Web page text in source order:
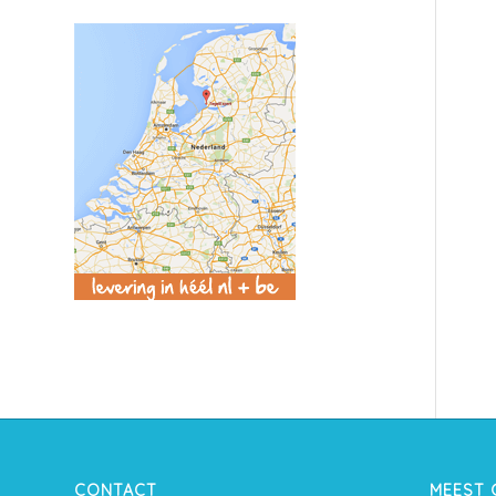
CONTACT
MEEST